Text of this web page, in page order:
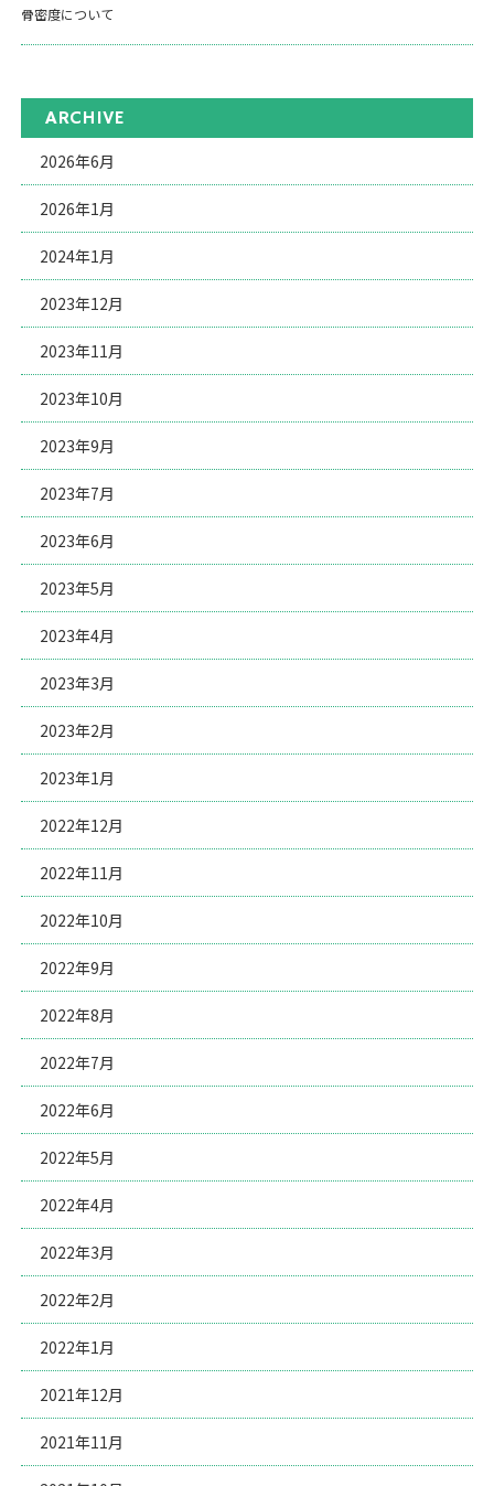
骨密度について
ARCHIVE
2026年6月
2026年1月
2024年1月
2023年12月
2023年11月
2023年10月
2023年9月
2023年7月
2023年6月
2023年5月
2023年4月
2023年3月
2023年2月
2023年1月
2022年12月
2022年11月
2022年10月
2022年9月
2022年8月
2022年7月
2022年6月
2022年5月
2022年4月
2022年3月
2022年2月
2022年1月
2021年12月
2021年11月